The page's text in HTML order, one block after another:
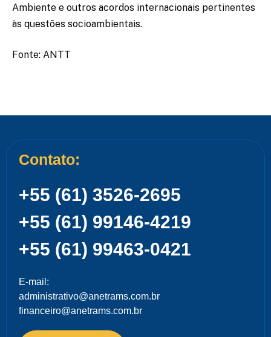
Ambiente e outros acordos internacionais pertinentes
às questões socioambientais.
Fonte: ANTT
Contato:
+55 (61) 3526-2695
+55 (61) 99146-4219
+55 (61) 99463-0421
E-mail:
administrativo@anetrams.com.br
financeiro@anetrams.com.br